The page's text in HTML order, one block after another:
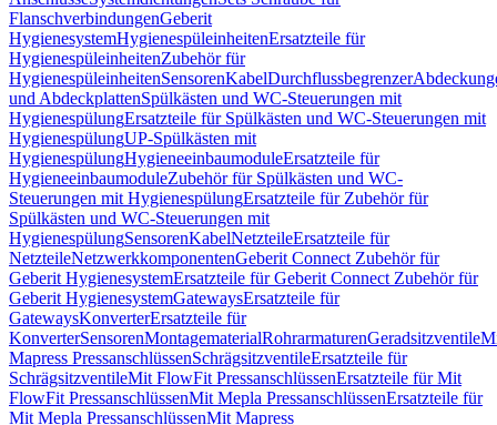
FlanschverbindungenGeberit
HygienesystemHygienespüleinheitenErsatzteile für
HygienespüleinheitenZubehör für
HygienespüleinheitenSensorenKabelDurchflussbegrenzer
und AbdeckplattenSpülkästen und WC-Steuerungen mit
HygienespülungErsatzteile für Spülkästen und WC-Steuerungen mit
HygienespülungUP-Spülkästen mit
HygienespülungHygieneeinbaumoduleErsatzteile für
HygieneeinbaumoduleZubehör für Spülkästen und WC-
Steuerungen mit HygienespülungErsatzteile für Zubehör für
Spülkästen und WC-Steuerungen mit
HygienespülungSensorenKabelNetzteileErsatzteile für
NetzteileNetzwerkkomponentenGeberit Connect Zubehör für
Geberit HygienesystemErsatzteile für Geberit Connect Zubehör für
Geberit HygienesystemGatewaysErsatzteile für
GatewaysKonverterErsatzteile für
KonverterSensorenMontagematerialRohrarmaturenGeradsitzventile
Mapress PressanschlüssenSchrägsitzventileErsatzteile für
SchrägsitzventileMit FlowFit PressanschlüssenErsatzteile für Mit
FlowFit PressanschlüssenMit Mepla PressanschlüssenErsatzteile für
Mit Mepla PressanschlüssenMit Mapress